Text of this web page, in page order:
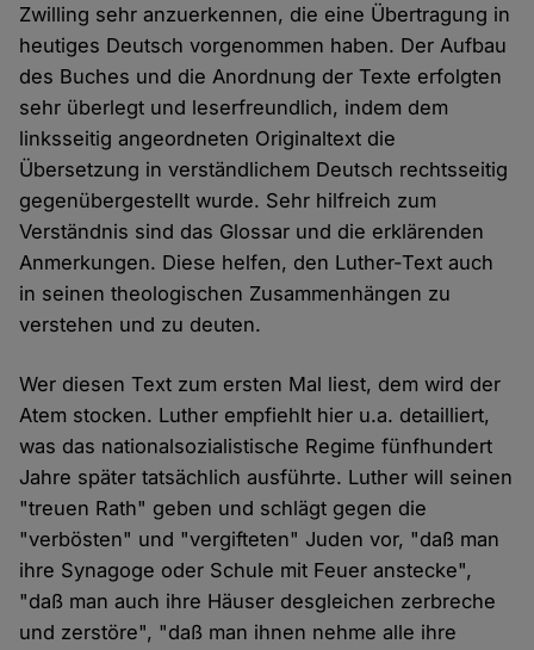
Zwilling sehr anzuerkennen, die eine Übertragung in
heutiges Deutsch vorgenommen haben. Der Aufbau
des Buches und die Anordnung der Texte erfolgten
sehr überlegt und leserfreundlich, indem dem
linksseitig angeordneten Originaltext die
Übersetzung in verständlichem Deutsch rechtsseitig
gegenübergestellt wurde. Sehr hilfreich zum
Verständnis sind das Glossar und die erklärenden
Anmerkungen. Diese helfen, den Luther-Text auch
in seinen theologischen Zusammenhängen zu
verstehen und zu deuten.
Wer diesen Text zum ersten Mal liest, dem wird der
Atem stocken. Luther empfiehlt hier u.a. detailliert,
was das nationalsozialistische Regime fünfhundert
Jahre später tatsächlich ausführte. Luther will seinen
"treuen Rath" geben und schlägt gegen die
"verbösten" und "vergifteten" Juden vor, "daß man
ihre Synagoge oder Schule mit Feuer anstecke",
"daß man auch ihre Häuser desgleichen zerbreche
und zerstöre", "daß man ihnen nehme alle ihre